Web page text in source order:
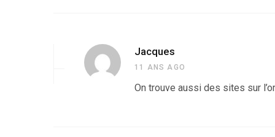
Jacques
11 ANS AGO
On trouve aussi des sites sur